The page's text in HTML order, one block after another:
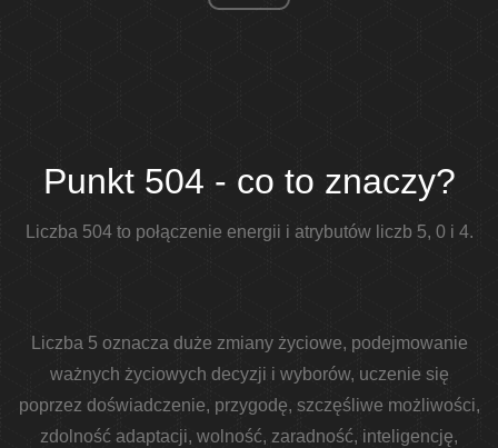
Punkt 504 - co to znaczy?
Liczba 504 to połączenie energii i atrybutów liczb 5, 0 i 4.
Liczba 5 oznacza duże zmiany życiowe, podejmowanie
ważnych życiowych decyzji i wyborów, uczenie się
poprzez doświadczenie, przygodę, szczęśliwe możliwości,
zdolność adaptacji, wolność, zaradność, inteligencję,